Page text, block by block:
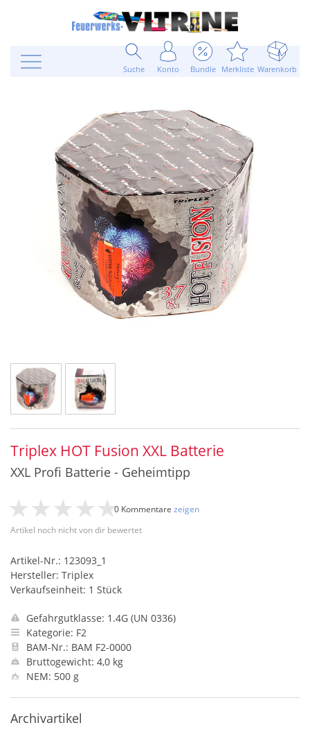
Suche Konto Bundle Merkliste Warenkorb
Triplex HOT Fusion XXL Batterie
XXL Profi Batterie - Geheimtipp
Artikel noch nicht von dir bewertet
0 Kommentare zeigen
Artikel-Nr.: 123093_1
Hersteller: Triplex
Verkaufseinheit: 1 Stück
Gefahrgutklasse: 1.4G (UN 0336)
Kategorie: F2
BAM-Nr.: BAM F2-0000
Bruttogewicht: 4,0 kg
NEM: 500 g
Archivartikel